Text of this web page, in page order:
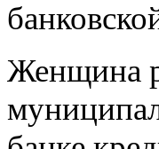
Женщина